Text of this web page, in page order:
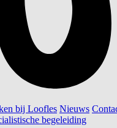
bij Loofles Nieuws
begeleiding